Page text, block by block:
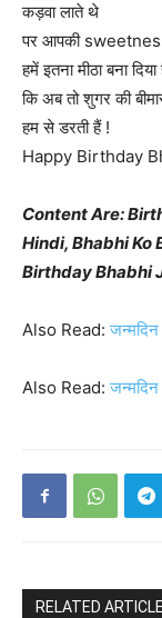
कड़वा लाते थे
पर आपकी
हमें इतना मीठा बना दिया
कि अब तो शुगर की
हम से डरती हैं !
Happy Birthday
Content Are:
Hindi, Bhabhi Ko
Birthday Bhabhi
Also Read:
Also Read:
RELATED